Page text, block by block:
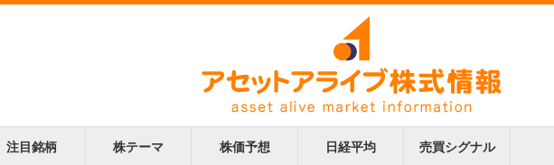
注目銘柄 株テーマ 株価予想 日経平均 売買シグナル